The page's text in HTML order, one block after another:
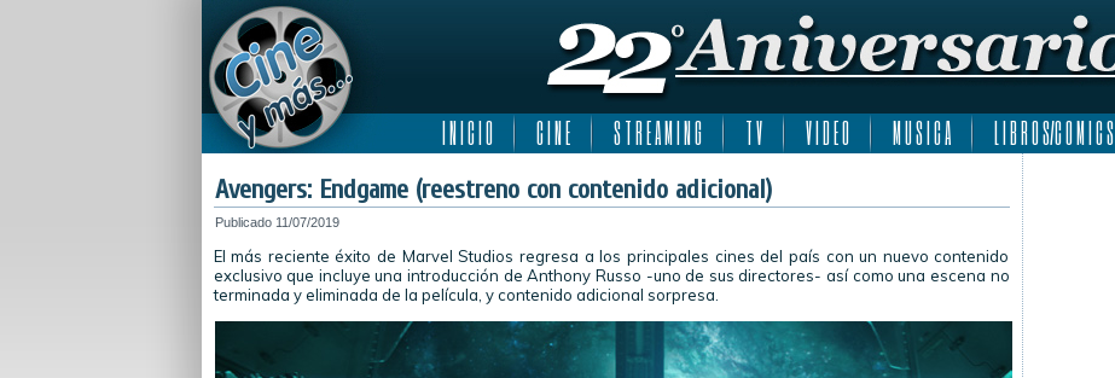
I N I C I O C I N E S T R E A M I N G T V V I D E O M U S I C A L I B R O S/C O M I C S
Avengers: Endgame (reestreno con contenido adicional)
Publicado 11/07/2019
El más reciente éxito de Marvel Studios regresa a los principales cines del país con un nuevo contenido
exclusivo que incluye una introducción de Anthony Russo -uno de sus directores- así como una escena no
terminada y eliminada de la película, y contenido adicional sorpresa.